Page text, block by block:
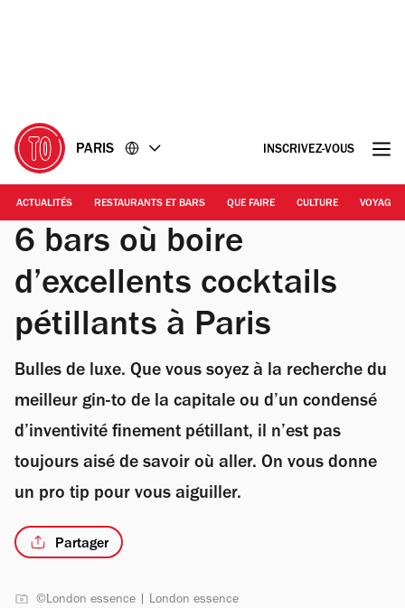
PARIS INSCRIVEZ-VOUS
ACTUALITÉS RESTAURANTS ET BARS QUE FAIRE CULTURE VOYAGE
6 bars où boire
d’excellents cocktails
pétillants à Paris
Bulles de luxe. Que vous soyez à la recherche du
meilleur gin-to de la capitale ou d’un condensé
d’inventivité finement pétillant, il n’est pas
toujours aisé de savoir où aller. On vous donne
un pro tip pour vous aiguiller.
Partager
©London essence | London essence